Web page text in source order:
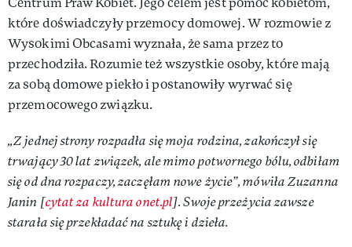
które doświadczyły przemocy domowej. W rozmowie z
Wysokimi Obcasami wyznała, że sama przez to
przechodziła. Rozumie też wszystkie osoby, które mają
za sobą domowe piekło i postanowiły wyrwać się
przemocowego związku.
„Z jednej strony rozpadła się moja rodzina, zakończył się
trwający 30 lat związek, ale mimo potwornego bólu, odbiłam
się od dna rozpaczy, zaczęłam nowe życie”, mówiła Zuzanna
Janin [cytat za kultura onet.pl]. Swoje przeżycia zawsze
starała się przekładać na sztukę i dzieła.